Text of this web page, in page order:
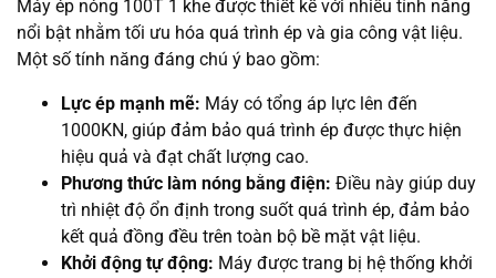
Máy ép nóng 100T 1 khe được thiết kế với nhiều tính năng
nổi bật nhằm tối ưu hóa quá trình ép và gia công vật liệu.
Một số tính năng đáng chú ý bao gồm:
Lực ép mạnh mẽ: Máy có tổng áp lực lên đến
1000KN, giúp đảm bảo quá trình ép được thực hiện
hiệu quả và đạt chất lượng cao.
Phương thức làm nóng bằng điện: Điều này giúp duy
trì nhiệt độ ổn định trong suốt quá trình ép, đảm bảo
kết quả đồng đều trên toàn bộ bề mặt vật liệu.
Khởi động tự động: Máy được trang bị hệ thống khởi